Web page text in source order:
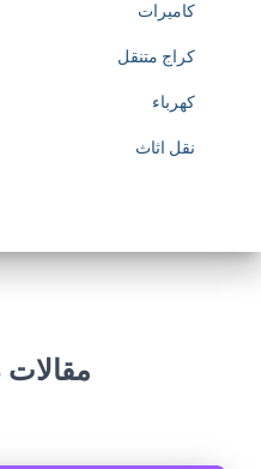
كاميرات
كراج متنقل
كهرباء
نقل اثاث